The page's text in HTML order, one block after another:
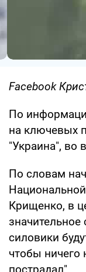
Facebook
По
на ключевых
"Украина", во
По словам
Крищенко, в
силовики
чтобы ничего
пострадал".